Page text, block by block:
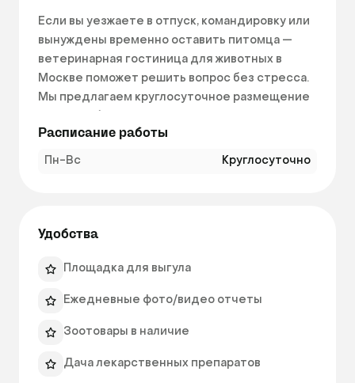
Если вы уезжаете в отпуск, командировку или
вынуждены временно оставить питомца —
ветеринарная гостиница для животных в
Москве поможет решить вопрос без стресса.
Мы предлагаем круглосуточное размещение
условиях, соответствующих санитарным,
ветеринарным и поведенческим
передержке» — он находится под
выгул, уход, а при необходимости — и
Это специально оборудованное помещение,
домашних животных: с индивидуальными
Расписание работы
Пн-Вс Круглосуточно
Удобства
Площадка для выгула
Ежедневные фото/видео отчеты
Зоотовары в наличие
Дача лекарственных препаратов